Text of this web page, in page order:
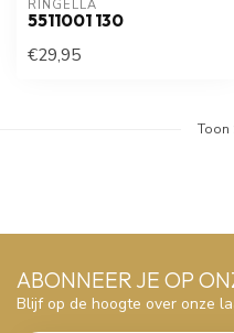
RINGELLA
5511001 130
€29,95
Toon
ABONNEER JE OP
Blijf op de hoogte over onze